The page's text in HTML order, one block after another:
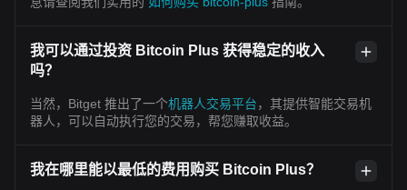
我可以通过投资 Bitcoin Plus 获得稳定的收入
吗？
当然，Bitget 推出了一个机器人交易平台，其提供智能交易机
器人，可以自动执行您的交易，帮您赚取收益。
我在哪里能以最低的费用购买 Bitcoin Plus？